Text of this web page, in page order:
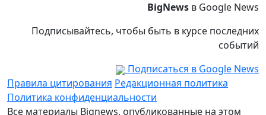
BigNews в Google News
Подписывайтесь, чтобы быть в курсе последних
событий
Подписаться в Google News
Правила цитирования Редакционная политика
Политика конфиденциальности
Все материалы Bignews, опубликованные на этом